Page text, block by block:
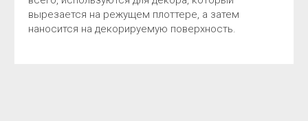
вырезается на режущем плоттере, а затем
наносится на декорируемую поверхность.